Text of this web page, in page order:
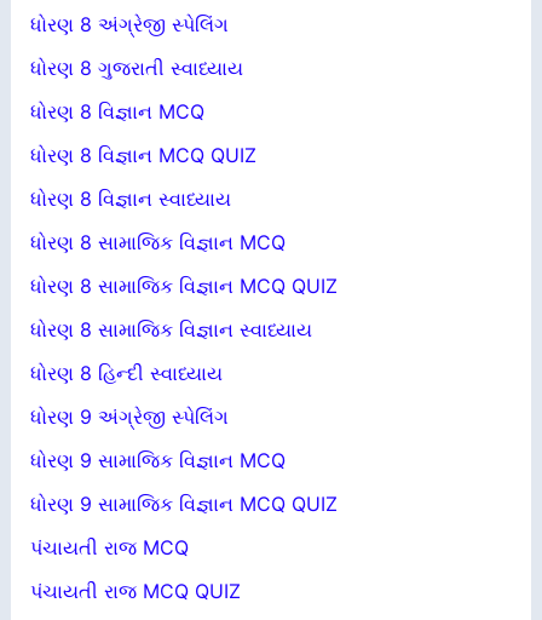
ધોરણ 8 અંગ્રેજી સ્પેલિંગ
ધોરણ 8 ગુજરાતી સ્વાધ્યાય
ધોરણ 8 વિજ્ઞાન MCQ
ધોરણ 8 વિજ્ઞાન MCQ QUIZ
ધોરણ 8 વિજ્ઞાન સ્વાધ્યાય
ધોરણ 8 સામાજિક વિજ્ઞાન MCQ
ધોરણ 8 સામાજિક વિજ્ઞાન MCQ QUIZ
ધોરણ 8 સામાજિક વિજ્ઞાન સ્વાધ્યાય
ધોરણ 8 હિન્દી સ્વાધ્યાય
ધોરણ 9 અંગ્રેજી સ્પેલિંગ
ધોરણ 9 સામાજિક વિજ્ઞાન MCQ
ધોરણ 9 સામાજિક વિજ્ઞાન MCQ QUIZ
પંચાયતી રાજ MCQ
પંચાયતી રાજ MCQ QUIZ